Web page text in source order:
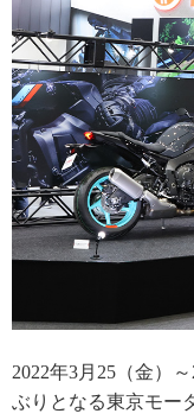
2022年3月25（金）
ぶりとなる東京モー